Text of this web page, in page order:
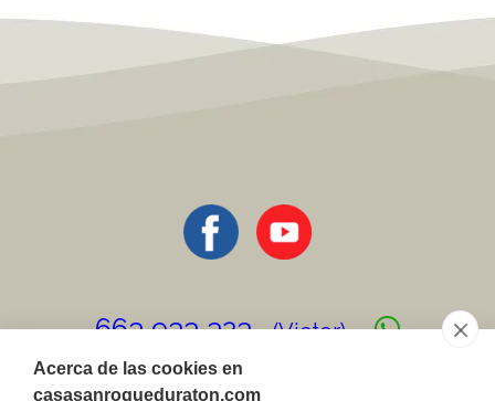
Acerca de las cookies en
casasanroqueduraton.com
663 933 323 (Victor)